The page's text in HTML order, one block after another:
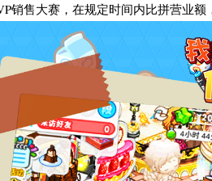
销售大赛，在规定时间内比拼营业额